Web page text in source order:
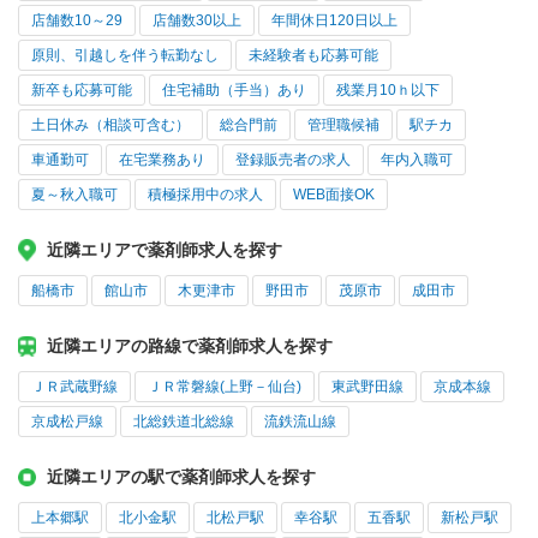
店舗数10～29 店舗数30以上 年間休日120日以上
原則、引越しを伴う転勤なし 未経験者も応募可能
新卒も応募可能 住宅補助（手当）あり 残業月10ｈ以下
土日休み（相談可含む） 総合門前 管理職候補 駅チカ
車通勤可 在宅業務あり 登録販売者の求人 年内入職可
夏～秋入職可 積極採用中の求人 WEB面接OK
近隣エリアで薬剤師求人を探す
船橋市 館山市 木更津市 野田市 茂原市 成田市
近隣エリアの路線で薬剤師求人を探す
ＪＲ武蔵野線 ＪＲ常磐線(上野－仙台) 東武野田線 京成本線
京成松戸線 北総鉄道北総線 流鉄流山線
近隣エリアの駅で薬剤師求人を探す
上本郷駅 北小金駅 北松戸駅 幸谷駅 五香駅 新松戸駅